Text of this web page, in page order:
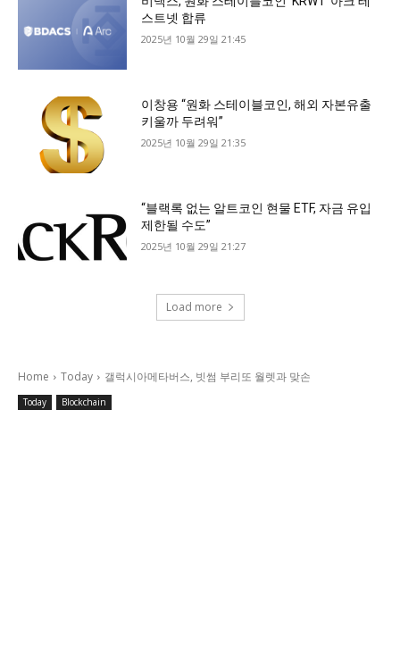
스트넷 합류
2025년 10월 29일 21:45
이창용 “원화 스테이블코인, 해외 자본유출
키울까 두려워”
2025년 10월 29일 21:35
“블랙록 없는 알트코인 현물 ETF, 자금 유입
제한될 수도”
2025년 10월 29일 21:27
Load more